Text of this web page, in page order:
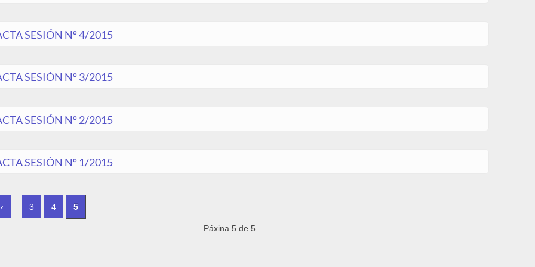
SESIÓN Nº 4/2015
SESIÓN Nº 3/2015
SESIÓN Nº 2/2015
SESIÓN Nº 1/2015
‹
3
4 5
Páxina 5 de 5